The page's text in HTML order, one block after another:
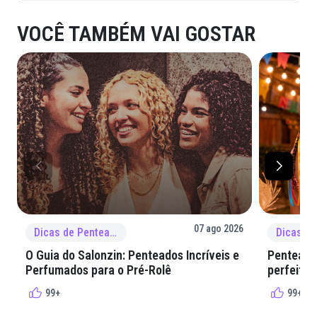
VOCÊ TAMBÉM VAI GOSTAR
Dicas de Penteado 07 ago 2026
O Guia do Salonzin: Penteados Incríveis e
Perfumados para o Pré-Rolê
99+
perfeita
99+